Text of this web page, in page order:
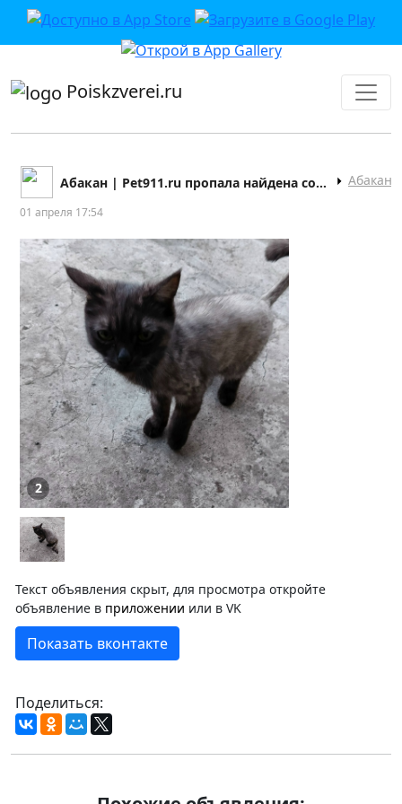
приложении или в VK">
Poiskzverei.ru
Абакан | Pet911.ru пропала найдена собака кошка Абакан
01 апреля 17:54
2
Текст объявления скрыт, для просмотра откройте
объявление в приложении или в VK
Показать вконтакте
Поделиться: